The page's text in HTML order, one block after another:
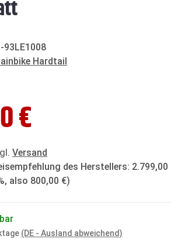
93LE1008
Hardtail
€
Versand
des Herstellers: 2.799,00
, also 800,00 €)
(DE - Ausland abweichend)